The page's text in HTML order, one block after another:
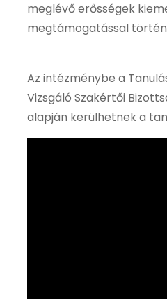
meglévő erősségek
megtámogatással
Az intézménybe a
Vizsgáló Szakértői
alapján kerülhetnek a